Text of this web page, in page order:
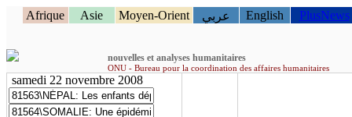
Afrique Asie Moyen-Orient عربي English PlusNews
nouvelles et analyses humanitaires
ONU - Bureau pour la coordination des affaires humanitaires
samedi 22 novembre 2008